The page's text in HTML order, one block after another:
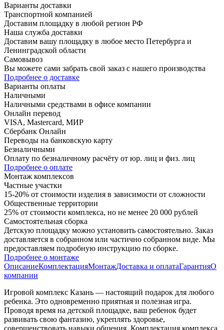
Варианты доставки
Транспортной компанией
Доставим площадку в любой регион РФ
Наша служба доставки
Доставим вашу площадку в любое место Петербурга и
Ленинградской области
Самовывоз
Вы можете сами забрать свой заказ с нашего производства
Подробнее о доставке
Варианты оплаты
Наличными
Наличными средствами в офисе компании
Онлайн перевод
VISA, Mastercard, МИР
Сбербанк Онлайн
Переводы на банковскую карту
Безналичными
Оплату по безналичному расчёту от юр. лиц и физ. лиц
Подробнее о оплате
Монтаж комплексов
Частные участки
15-20% от стоимости изделия в зависимости от сложности
Общественные территории
25% от стоимости комплекса, но не менее 20 000 рублей
Самостоятельная сборка
Детскую площадку можно установить самостоятельно. Заказ
доставляется в собранном или частично собранном виде. Мы
предоставляем подробную инструкцию по сборке.
Подробнее о монтаже
ОписаниеКомплектацияМонтажДоставка и оплатаГарантияО
компании
Игровой комплекс Казань — настоящий подарок для любого
ребенка. Это одновременно приятная и полезная игра.
Проводя время на детской площадке, ваш ребенок будет
развивать свою фантазию, укреплять здоровье,
совершенствовать навыки общения. Комплектация комплекса